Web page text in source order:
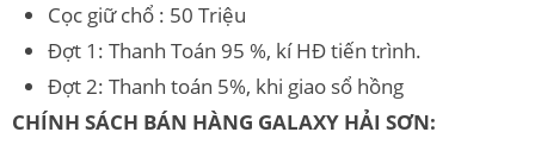
Cọc giữ chổ : 50 Triệu
Đợt 1: Thanh Toán 95 %, kí HĐ tiến trình.
Đợt 2: Thanh toán 5%, khi giao sổ hồng
CHÍNH SÁCH BÁN HÀNG GALAXY HẢI SƠN: